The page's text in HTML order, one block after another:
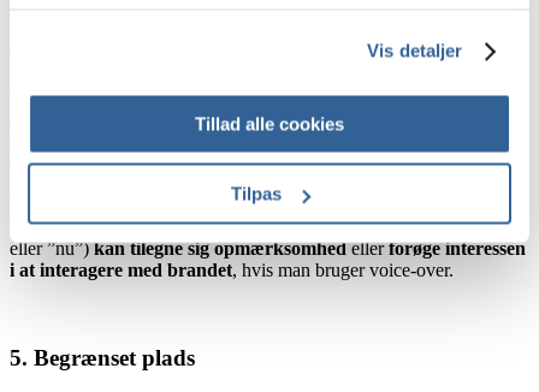
Vis detaljer
Tillad alle cookies
Tilpas
Folk kan blive distraherede under reklamepauser. Dette gør det
essentielt at fange deres opmærksomhed, og – om du kan lide det
dig af alle de værktøjer, du har.
Verbale produkt beskrivelser eller endda en verbal opfordring i
reklamer (specielt hvis man inkluderer effektive ord som ”i dag”
eller ”nu”)kan tilegne sig opmærksomhedellerforøge interessen
i at interagere med brandet, hvis man bruger voice-over.
5. Begrænset plads